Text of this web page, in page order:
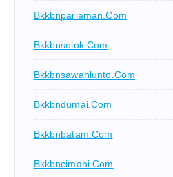
Bkkbnpariaman.com
Bkkbnsolok.com
Bkkbnsawahlunto.com
Bkkbndumai.com
Bkkbnbatam.com
Bkkbncimahi.com